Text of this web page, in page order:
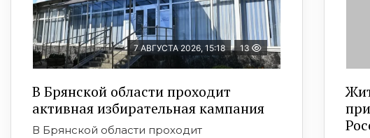
7 АВГУСТА 2026, 15:18 13
В Брянской области проходит
активная избирательная кампания
В Брянской области проходит